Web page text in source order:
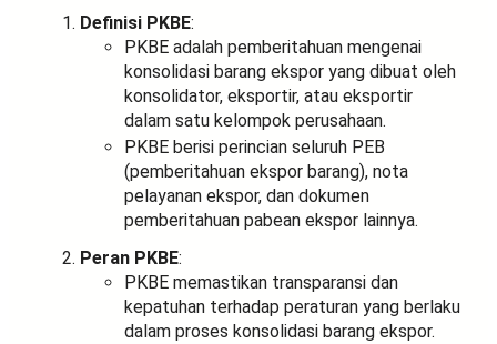
Definisi PKBE:
PKBE adalah pemberitahuan mengenai
konsolidasi barang ekspor yang dibuat oleh
konsolidator, eksportir, atau eksportir
dalam satu kelompok perusahaan.
PKBE berisi perincian seluruh PEB
(pemberitahuan ekspor barang), nota
pelayanan ekspor, dan dokumen
pemberitahuan pabean ekspor lainnya.
Peran PKBE:
PKBE memastikan transparansi dan
kepatuhan terhadap peraturan yang berlaku
dalam proses konsolidasi barang ekspor.